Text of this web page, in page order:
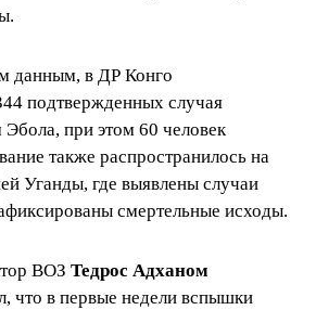
данным, в ДР Конго
подтвержденных случая
при этом 60 человек
также распространилось на
Уганды, где выявлены случаи
смертельные исходы.
ВОЗ Тедрос Адханом
что в первые недели вспышки